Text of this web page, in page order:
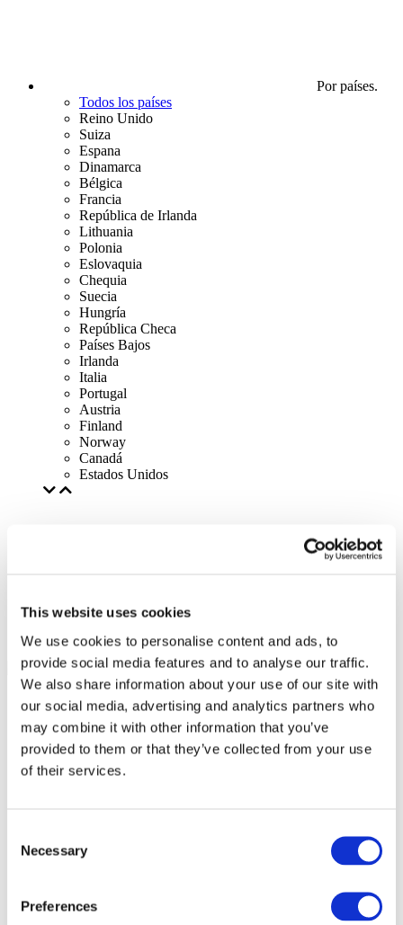
This website uses cookies
We use cookies to personalise content and ads, to
provide social media features and to analyse our traffic.
We also share information about your use of our site with
our social media, advertising and analytics partners who
may combine it with other information that you’ve
provided to them or that they’ve collected from your use
of their services.
Selection
Necessary
Preferences
Por países.
Todos los países
Reino Unido
Suiza
Espana
Dinamarca
Bélgica
Francia
República de Irlanda
Lithuania
Polonia
Eslovaquia
Chequia
Suecia
Hungría
República Checa
Países Bajos
Irlanda
Italia
Portugal
Austria
Finland
Norway
Canadá
Estados Unidos